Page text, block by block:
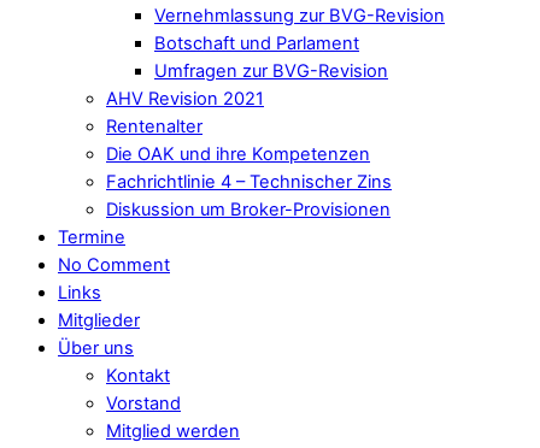
Vernehmlassung zur BVG-Revision
Botschaft und Parlament
Umfragen zur BVG-Revision
AHV Revision 2021
Rentenalter
Die OAK und ihre Kompetenzen
Fachrichtlinie 4 – Technischer Zins
Diskussion um Broker-Provisionen
Termine
No Comment
Links
Mitglieder
Über uns
Kontakt
Vorstand
Mitglied werden